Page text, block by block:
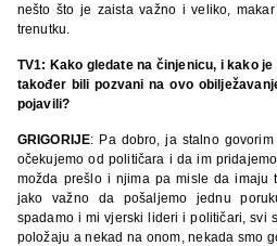
nešto što je zaista važno i veliko,
trenutku.
TV1: Kako gledate na činjenicu, i kako
također bili pozvani na ovo
pojavili?
GRIGORIJE: Pa dobro, ja stalno
očekujemo od političara i da im
možda prešlo i njima pa misle da imaju
jako važno da pošaljemo jednu
spadamo i mi vjerski lideri i političari, svi
položaju a nekad na onom, nekada smo